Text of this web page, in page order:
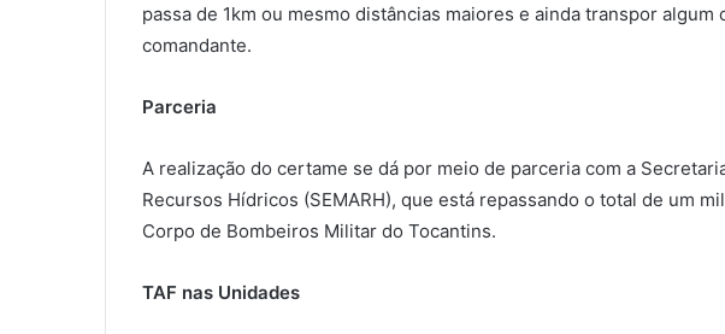
passa de 1km ou mesmo distâncias maiores e ainda transpor algum
comandante.
Parceria
A realização do certame se dá por meio de parceria com a
Recursos Hídricos (SEMARH), que está repassando o total de um
Corpo de Bombeiros Militar do Tocantins.
TAF nas Unidades